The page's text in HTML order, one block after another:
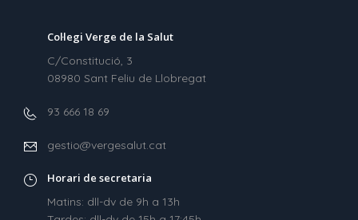
Col·legi Verge de la Salut
C/Constitució, 3
08980 Sant Feliu de Llobregat
93 666 18 69
gestio@vergesalut.cat
Horari de secretaria
Matins: dll-dv de 9h a 13h